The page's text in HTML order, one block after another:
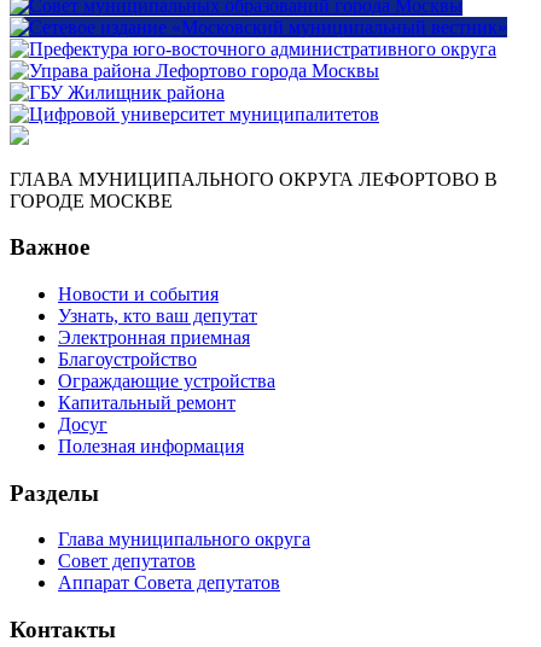
ГЛАВА МУНИЦИПАЛЬНОГО ОКРУГА ЛЕФОРТОВО В
ГОРОДЕ МОСКВЕ
Важное
Новости и события
Узнать, кто ваш депутат
Электронная приемная
Благоустройство
Ограждающие устройства
Капитальный ремонт
Досуг
Полезная информация
Разделы
Глава муниципального округа
Совет депутатов
Аппарат Совета депутатов
Контакты